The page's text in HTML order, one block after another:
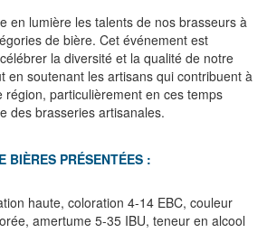
en lumière les talents de nos brasseurs à
de bière. Cet événement est
la diversité et la qualité de notre
en soutenant les artisans qui contribuent à
région, particulièrement en ces temps
des brasseries artisanales.
BIÈRES PRÉSENTÉES :
haute, coloration 4-14 EBC, couleur
amertume 5-35 IBU, teneur en alcool